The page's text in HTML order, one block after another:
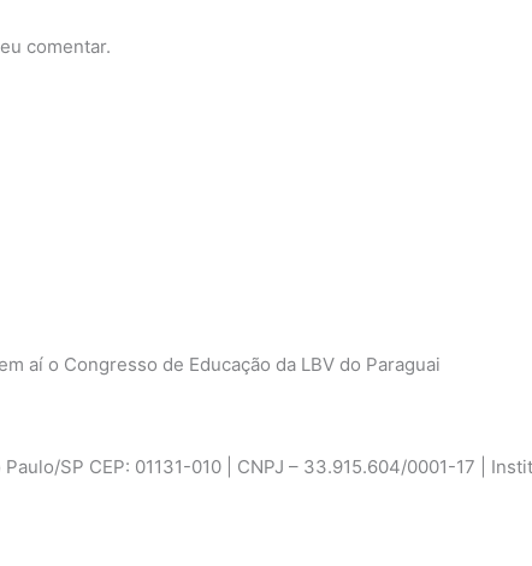
comentar.
aí o Congresso de Educação da LBV do Paraguai
SP CEP: 01131-010 | CNPJ – 33.915.604/0001-17 |